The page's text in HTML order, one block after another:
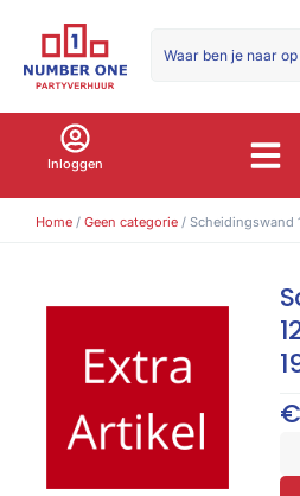
Inloggen
Home / Geen categorie / Scheidingswand
€